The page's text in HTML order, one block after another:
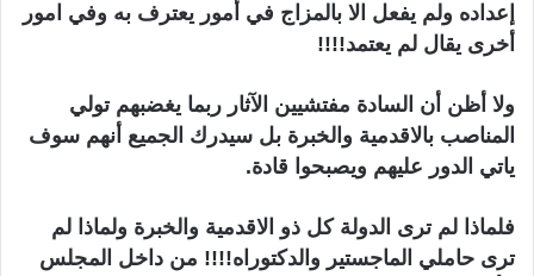
إعداده ولم يفعل الا بالمزاج في أمور يعترف به وفي امور
أخرى يقال لم يعتمد!!!!
ولا أظن أن السادة مفتشيين الآثار ربما يغضبهم تولي
المناصب بالاقدمية والخبرة بل سيدرك الجميع أنهم سوف
ياتي الدور عليهم ويصبحوا قادة.
فلماذا لم ترى الدولة كل ذو الاقدمية والخبرة ولماذا لم
ترى حاملي الماجستير والدكتوراه!!!! من داخل المجلس